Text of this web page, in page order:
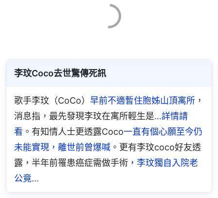
李玟Coco去世驚傳死訊
歌手李玟（CoCo） 早前不適暫住胞姊山頂寓所 ，
消息指，最先發現李玟在寓所輕生是...詳情請
看 。有知情人士更透露Coco一直有個心願至今仍
未能實現，離世前曾爆喊 。更有李玟coco好友透
露，半年前罹患癌症需做手術， 李玟獨自入院老
公竟...